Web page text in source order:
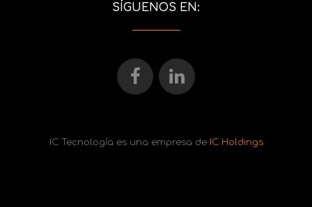
SÍGUENOS EN:
IC Tecnología es una empresa de IC Holdings